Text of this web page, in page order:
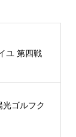
ユ 第四戦
ゴルフク